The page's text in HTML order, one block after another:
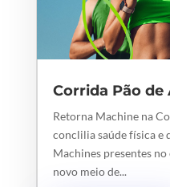
Corrida Pão de
Retorna Machine na
conclilia saúde física e
Machines presentes
novo meio de...